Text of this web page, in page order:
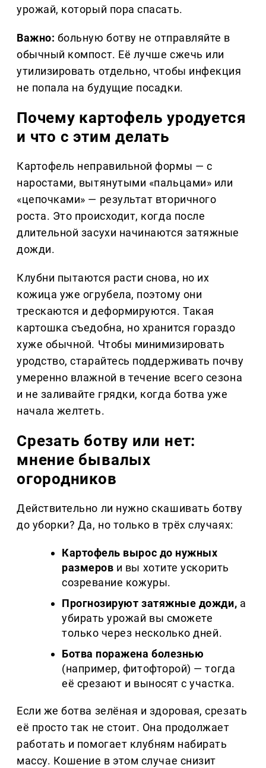
урожай, который пора спасать.
Важно: больную ботву не отправляйте в
обычный компост. Её лучше сжечь или
утилизировать отдельно, чтобы инфекция
не попала на будущие посадки.
Почему картофель уродуется
и что с этим делать
Картофель неправильной формы — с
наростами, вытянутыми «пальцами» или
«цепочками» — результат вторичного
роста. Это происходит, когда после
длительной засухи начинаются затяжные
дожди.
Клубни пытаются расти снова, но их
кожица уже огрубела, поэтому они
трескаются и деформируются. Такая
картошка съедобна, но хранится гораздо
хуже обычной. Чтобы минимизировать
уродство, старайтесь поддерживать почву
умеренно влажной в течение всего сезона
и не заливайте грядки, когда ботва уже
начала желтеть.
Срезать ботву или нет:
мнение бывалых
огородников
Действительно ли нужно скашивать ботву
до уборки? Да, но только в трёх случаях:
Картофель вырос до нужных
размеров и вы хотите ускорить
созревание кожуры.
Прогнозируют затяжные дожди, а
убирать урожай вы сможете
только через несколько дней.
Ботва поражена болезнью
(например, фитофторой) — тогда
её срезают и выносят с участка.
Если же ботва зелёная и здоровая, срезать
её просто так не стоит. Она продолжает
работать и помогает клубням набирать
массу. Кошение в этом случае снизит